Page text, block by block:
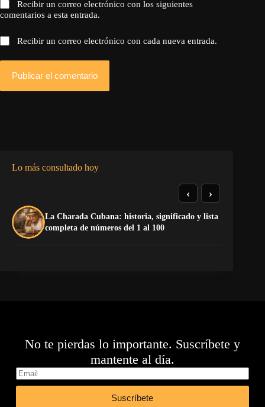
Recibir un correo electrónico con los siguientes
comentarios a esta entrada.
Recibir un correo electrónico con cada nueva entrada.
Publicar el comentario
Lo más consultado hoy
La Charada Cubana: historia, significado y lista
completa de números del 1 al 100
‹ ›
No te pierdas lo importante. Suscríbete y
mantente al día.
Suscríbete